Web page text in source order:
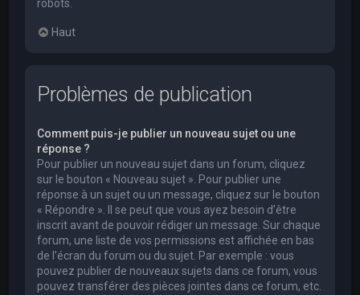
robots.
Haut
Problèmes de publication
Comment puis-je publier un nouveau sujet ou une
réponse ?
Pour publier un nouveau sujet dans un forum, cliquez
sur le bouton « Nouveau sujet ». Pour publier une
réponse à un sujet ou un message, cliquez sur le bouton
« Répondre ». Il se peut que vous ayez besoin d’être
inscrit avant de pouvoir rédiger un message. Sur chaque
forum, une liste de vos permissions est affichée en bas
de l’écran du forum ou du sujet. Par exemple : vous
pouvez publier de nouveaux sujets dans ce forum, vous
pouvez transférer des pièces jointes dans ce forum, etc.